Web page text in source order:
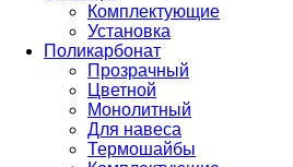
Комплектующие
Установка
Поликарбонат
Прозрачный
Цветной
Монолитный
Для навеса
Термошайбы